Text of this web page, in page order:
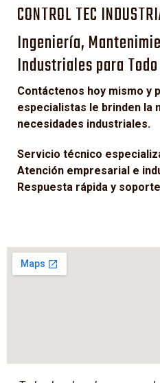
CONTROL TEC
Ingeniería,
Industriales para
Contáctenos hoy mismo y
especialistas le brinden la
necesidades industriales.
Servicio técnico
Atención empresarial e
Respuesta rápida y